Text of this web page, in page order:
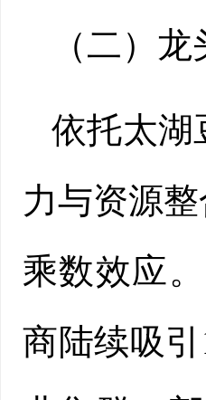
（二）
依托太湖
力与资源
乘数效应
商陆续吸